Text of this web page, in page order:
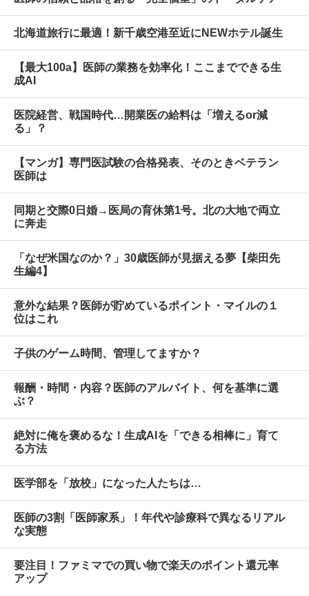
北海道旅行に最適！新千歳空港至近にNEWホテル誕生
【最大100a】医師の業務を効率化！ここまでできる生
成AI
医院経営、戦国時代…開業医の給料は「増えるor減
る」？
【マンガ】専門医試験の合格発表、そのときベテラン
医師は
同期と交際0日婚→医局の育休第1号。北の大地で両立
に奔走
「なぜ米国なのか？」30歳医師が見据える夢【柴田先
生編4】
意外な結果？医師が貯めているポイント・マイルの１
位はこれ
子供のゲーム時間、管理してますか？
報酬・時間・内容？医師のアルバイト、何を基準に選
ぶ？
絶対に俺を褒めるな！生成AIを「できる相棒に」育て
る方法
医学部を「放校」になった人たちは…
医師の3割「医師家系」！年代や診療科で異なるリアル
な実態
要注目！ファミマでの買い物で楽天のポイント還元率
アップ